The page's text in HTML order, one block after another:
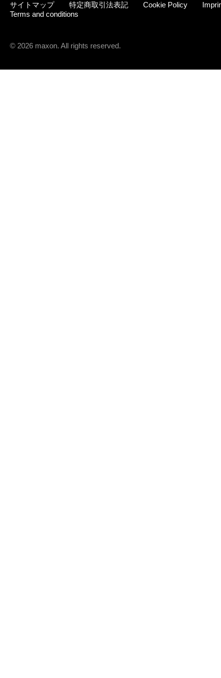
サイトマップ 特定商取引法表記 Cookie Policy
Terms and conditions
© 2026 maxon. All rights reserved.